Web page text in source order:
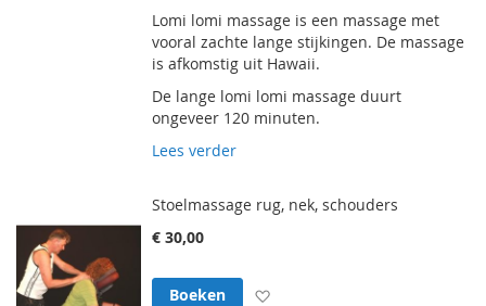
Lomi lomi massage is een massage met
vooral zachte lange stijkingen. De massage
is afkomstig uit Hawaii.
De lange lomi lomi massage duurt
ongeveer 120 minuten.
Lees verder
Stoelmassage rug, nek, schouders
€ 30,00
Boeken